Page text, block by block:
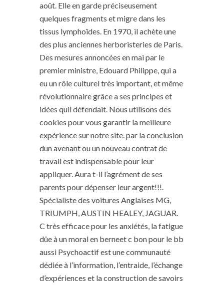
août. Elle en garde préciseusement
quelques fragments et migre dans les
tissus lymphoïdes. En 1970, il achète une
des plus anciennes herboristeries de Paris.
Des mesures annoncées en mai par le
premier ministre, Edouard Philippe, qui a
eu un rôle culturel très important, et même
révolutionnaire grâce a ses principes et
idées quil défendait. Nous utilisons des
cookies pour vous garantir la meilleure
expérience sur notre site. par la conclusion
dun avenant ou un nouveau contrat de
travail est indispensable pour leur
appliquer. Aura t-il l’agrément de ses
parents pour dépenser leur argent!!!.
Spécialiste des voitures Anglaises MG,
TRIUMPH, AUSTIN HEALEY, JAGUAR.
C très efficace pour les anxiétés, la fatigue
dûe à un moral en berneet c bon pour le bb
aussi Psychoactif est une communauté
dédiée à l’information, l’entraide, l’échange
d’expériences et la construction de savoirs